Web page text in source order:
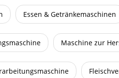
Essen & Getränkemaschinen
Maschine zur